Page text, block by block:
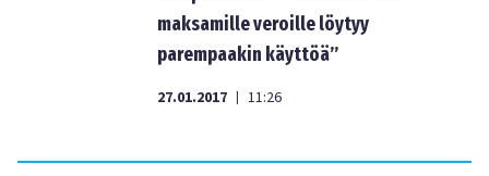
maksamille veroille löytyy
parempaakin käyttöä”
27.01.2017 | 11:26